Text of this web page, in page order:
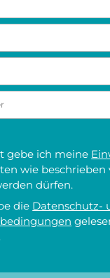
gebe ich meine
wie beschrieben
dürfen.
die Datenschutz-